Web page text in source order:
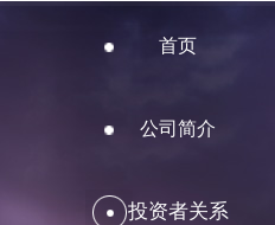
首页
公司简介
投资者关系